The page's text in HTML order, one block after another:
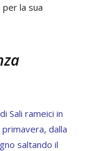
la sua
Sali rameici in
dalla
saltando il